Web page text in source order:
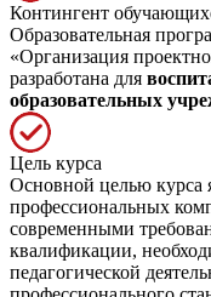
Контингент
Образовательная
«Организация
разработана для
образовательных
Цель курса
Основной целью курса
профессиональных
современными
квалификации,
педагогической